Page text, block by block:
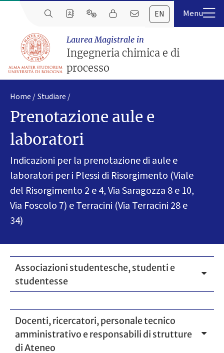
EN
Laurea Magistrale in
Ingegneria chimica e di
processo
Home Studiare
Prenotazione aule e
laboratori
Indicazioni per la prenotazione di aule e
laboratori per i Plessi di Risorgimento (Viale
del Risorgimento 2 e 4, Via Saragozza 8 e 10,
Via Foscolo 7) e Terracini (Via Terracini 28 e
34)
Associazioni studentesche, studenti e
studentesse
Docenti, ricercatori, personale tecnico
amministrativo e responsabili di strutture
di Ateneo